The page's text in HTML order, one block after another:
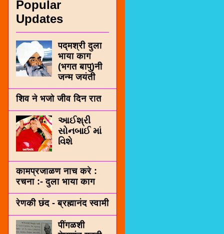
Popular
Updates
पद्मश्री दुला
भाया काग
(भगत बापु)नी
जन्म जयंती
शिव ने भजो जीव दिन रात
આઈશ્રી
સોનબાઈ માં
વિશે
कामप्रजाळण नाच करे :
रचना :- दुला भाया काग
रेणकी छंद - ब्रह्मानंद स्वामी
पींगळशी